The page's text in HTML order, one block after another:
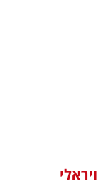
וצרכנות
ויראלי